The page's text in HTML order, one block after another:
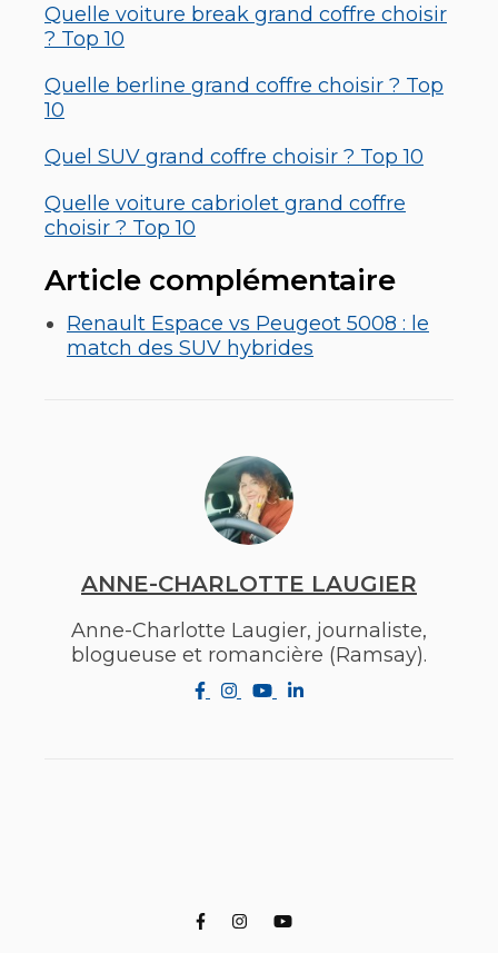
Quelle voiture break grand coffre choisir
? Top 10
Quelle berline grand coffre choisir ? Top
10
Quel SUV grand coffre choisir ? Top 10
Quelle voiture cabriolet grand coffre
choisir ? Top 10
Article complémentaire
Renault Espace vs Peugeot 5008 : le
match des SUV hybrides
ANNE-CHARLOTTE LAUGIER
Anne-Charlotte Laugier, journaliste,
blogueuse et romancière (Ramsay).